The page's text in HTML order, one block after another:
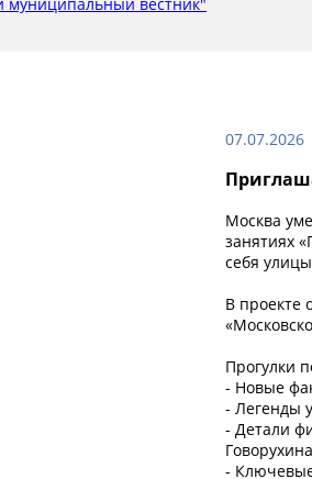
07.07.2026
Москва
занятиях
себя
В проекте
Прогулки
- Новые
- Легенды
- Детали
Говорухина
-